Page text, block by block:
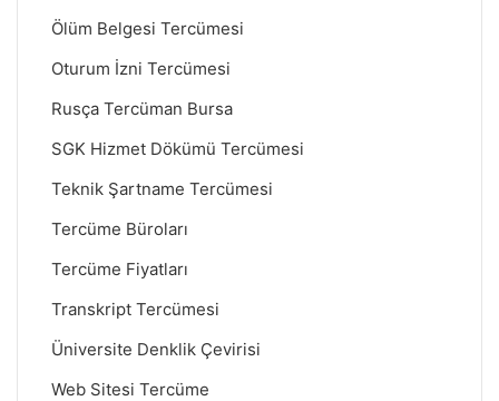
Ölüm Belgesi Tercümesi
Oturum İzni Tercümesi
Rusça Tercüman Bursa
SGK Hizmet Dökümü Tercümesi
Teknik Şartname Tercümesi
Tercüme Büroları
Tercüme Fiyatları
Transkript Tercümesi
Üniversite Denklik Çevirisi
Web Sitesi Tercüme